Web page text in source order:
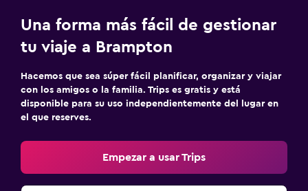
Una forma más fácil de gestionar
tu viaje a Brampton
Hacemos que sea súper fácil planificar, organizar y viajar
con los amigos o la familia. Trips es gratis y está
disponible para su uso independientemente del lugar en
el que reserves.
Empezar a usar Trips